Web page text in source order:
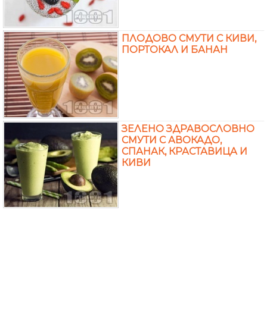
ПЛОДОВО СМУТИ С КИВИ,
ПОРТОКАЛ И БАНАН
ЗЕЛЕНО ЗДРАВОСЛОВНО
СМУТИ С АВОКАДО,
СПАНАК, КРАСТАВИЦА И
КИВИ